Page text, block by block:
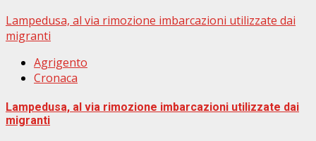
Lampedusa, al via rimozione imbarcazioni utilizzate dai
migranti
Agrigento
Cronaca
Lampedusa, al via rimozione imbarcazioni utilizzate dai
migranti